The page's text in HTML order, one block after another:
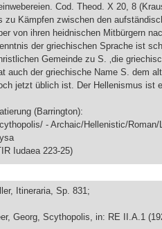
Cod. Theod. X 20, 8
zu Kämpfen zwischen den
von ihren heidnischen Mitbürgern
der griechischen Sprache ist
Gemeinde zu S. ‚die
auch der griechische Name S. dem
jetzt üblich ist. Der Hellenismus ist
(Barrington):
- Archaic/Hellenistic/Roman/
Iudaea 223-25)
Itineraria, Sp. 831;
Georg, Scythopolis, in: RE II.A.1